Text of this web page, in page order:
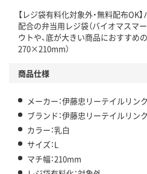
【レジ袋有料化対象外・無料配布OK
配合の弁当用レジ袋（バイオマスマ
ウトや、底が大きい商品におすすめ
270×210mm）
商品仕様
メーカー：伊藤忠リーテイルリンク
ブランド：伊藤忠リーテイルリンク
カラー：乳白
サイズ：L
マチ幅：210mm